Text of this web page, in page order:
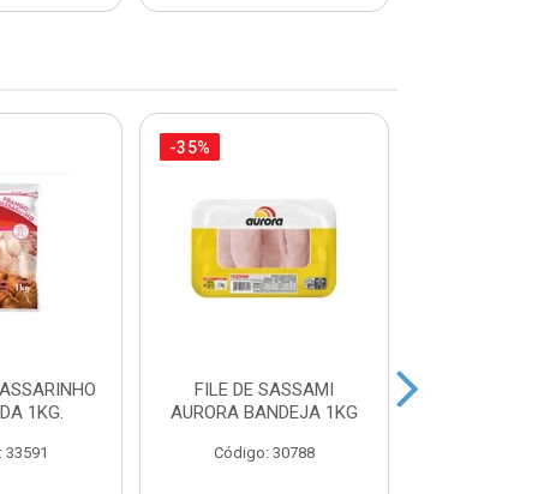
1KG.
33591
-35%
FILE DE SASSAMI
AURORA BANDEJA 1KG
Código: 30788